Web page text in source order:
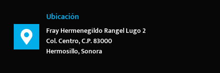
Ubicación
Fray Hermenegildo Rangel Lugo 2
Col. Centro, C.P. 83000
Hermosillo, Sonora